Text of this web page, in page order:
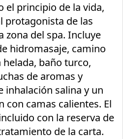
el principio de la vida,
protagonista de las
zona del spa. Incluye
hidromasaje, camino
baño turco,
de aromas y
inhalación salina y un
con camas calientes. El
con la reserva de
de la carta.